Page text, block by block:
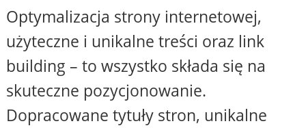
Optymalizacja strony internetowej,
użyteczne i unikalne treści oraz link
building – to wszystko składa się na
skuteczne pozycjonowanie.
Dopracowane tytuły stron, unikalne